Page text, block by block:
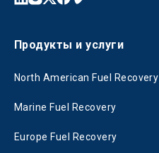
Продукты и услуги
North American Fuel Recovery
Marine Fuel Recovery
Europe Fuel Recovery